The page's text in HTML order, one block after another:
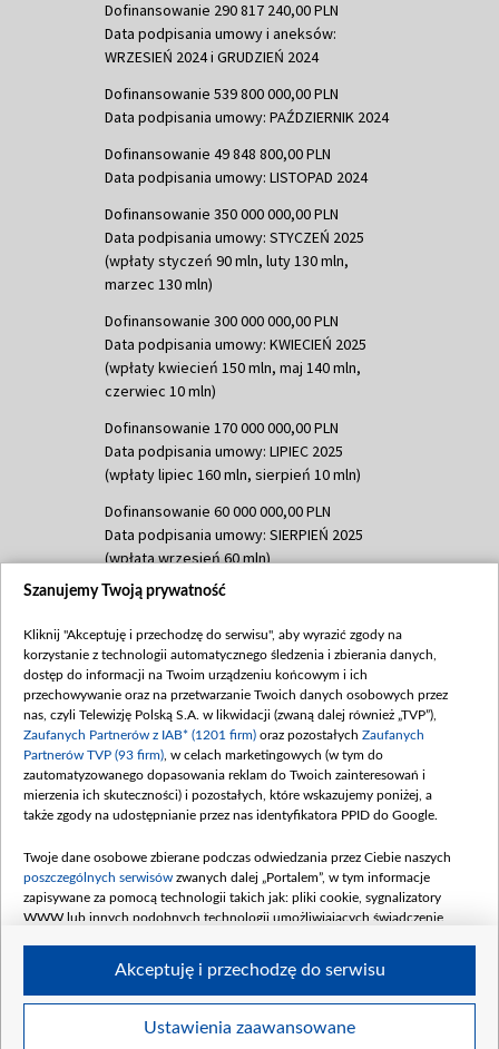
Dofinansowanie 290 817 240,00 PLN
Data podpisania umowy i aneksów:
WRZESIEŃ 2024 i GRUDZIEŃ 2024
Dofinansowanie 539 800 000,00 PLN
Data podpisania umowy: PAŹDZIERNIK 2024
Dofinansowanie 49 848 800,00 PLN
Data podpisania umowy: LISTOPAD 2024
Dofinansowanie 350 000 000,00 PLN
Data podpisania umowy: STYCZEŃ 2025
(wpłaty styczeń 90 mln, luty 130 mln,
marzec 130 mln)
Dofinansowanie 300 000 000,00 PLN
Data podpisania umowy: KWIECIEŃ 2025
(wpłaty kwiecień 150 mln, maj 140 mln,
czerwiec 10 mln)
Dofinansowanie 170 000 000,00 PLN
Data podpisania umowy: LIPIEC 2025
(wpłaty lipiec 160 mln, sierpień 10 mln)
Dofinansowanie 60 000 000,00 PLN
Data podpisania umowy: SIERPIEŃ 2025
(wpłata wrzesień 60 mln)
Dofinansowanie 635 783 051,21 PLN
(wpłata wrzesień 100 mln, październik 350
mln, listopad 265 mln)
Dofinansowanie 48 862 000,00 PLN
Data podpisania umowy: GRUDZIEŃ 2025
(wpłata grudzień 60,548 mln)
Dofinansowanie 900 000 000,00 PLN
Data podpisania umowy: LUTY 2026 (wpłata
kwiecień 180 mln, 7 maja 180 mln, 8
czerwca 90 mln)
Dofinansowanie 250 000 000,00 PLN
4 sierpnia 250 mln
Szanujemy Twoją prywatność
Kliknij "Akceptuję i przechodzę do serwisu", aby wyrazić zgody na
korzystanie z technologii automatycznego śledzenia i zbierania danych,
dostęp do informacji na Twoim urządzeniu końcowym i ich
przechowywanie oraz na przetwarzanie Twoich danych osobowych przez
nas, czyli Telewizję Polską S.A. w likwidacji (zwaną dalej również „TVP”),
Zaufanych Partnerów z IAB* (1201 firm) oraz pozostałych Zaufanych
Partnerów TVP (93 firm) , w celach marketingowych (w tym do
zautomatyzowanego dopasowania reklam do Twoich zainteresowań i
mierzenia ich skuteczności) i pozostałych, które wskazujemy poniżej, a
także zgody na udostępnianie przez nas identyfikatora PPID do Google.
Twoje dane osobowe zbierane podczas odwiedzania przez Ciebie naszych
poszczególnych serwisów zwanych dalej „Portalem”, w tym informacje
zapisywane za pomocą technologii takich jak: pliki cookie, sygnalizatory
WWW lub innych podobnych technologii umożliwiających świadczenie
Twoje dane osobowe zbierane podczas odwiedzania przez Ciebie
Ustawienia zaawansowane
Akceptuję i przechodzę do serwisu